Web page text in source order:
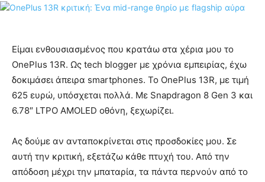
Είμαι ενθουσιασμένος που κρατάω στα χέρια μου το
OnePlus 13R. Ως tech blogger με χρόνια εμπειρίας, έχω
δοκιμάσει άπειρα smartphones. Το OnePlus 13R, με τιμή
625 ευρώ, υπόσχεται πολλά. Με Snapdragon 8 Gen 3 και
6.78″ LTPO AMOLED οθόνη, ξεχωρίζει.
Ας δούμε αν ανταποκρίνεται στις προσδοκίες μου. Σε
αυτή την κριτική, εξετάζω κάθε πτυχή του. Από την
απόδοση μέχρι την μπαταρία, τα πάντα περνούν από το